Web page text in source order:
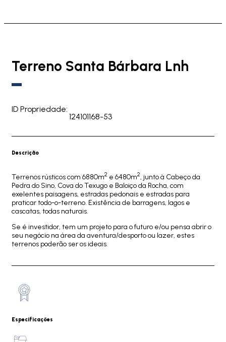
Terreno Santa Bárbara Lnh
ID Propriedade:
124101168-53
Descrição
Terrenos rústicos com 6880m2 e 6480m2, junto à Cabeço da
Pedra do Sino, Cova do Texugo e Baloiço da Rocha, com
exelentes paisagens, estradas pedonais e estradas para
praticar todo-o-terreno. Existência de barragens, lagos e
cascatas, todas naturais.
Se é investidor, tem um projeto para o futuro e/ou pensa abrir o
seu negócio na área da aventura/desporto ou lazer, estes
terrenos poderão ser os ideais.
Especificações